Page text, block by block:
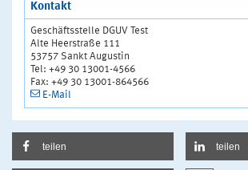
Kontakt
Geschäftsstelle DGUV Test
Alte Heerstraße 111
53757 Sankt Augustin
Tel: +49 30 13001-4566
Fax: +49 30 13001-864566
E-Mail
teilen teilen